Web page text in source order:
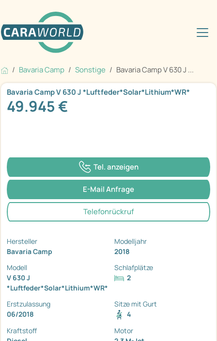
Bavaria Camp Sonstige Bavaria Camp V 630 J ...
Bavaria Camp V 630 J *Luftfeder*Solar*Lithium*WR*
49.945 €
Tel. anzeigen
E-Mail Anfrage
Telefonrückruf
Hersteller
Bavaria Camp
Modelljahr
2018
Modell
V 630 J
*Luftfeder*Solar*Lithium*WR*
Schlafplätze
2
Erstzulassung
06/2018
Sitze mit Gurt
4
Kraftstoff
Motor